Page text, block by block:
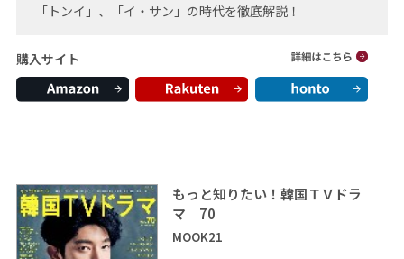
「トンイ」、「イ・サン」の時代を徹底解説！
購入サイト
もっと知りたい！韓国ＴＶドラ
マ 70
MOOK21